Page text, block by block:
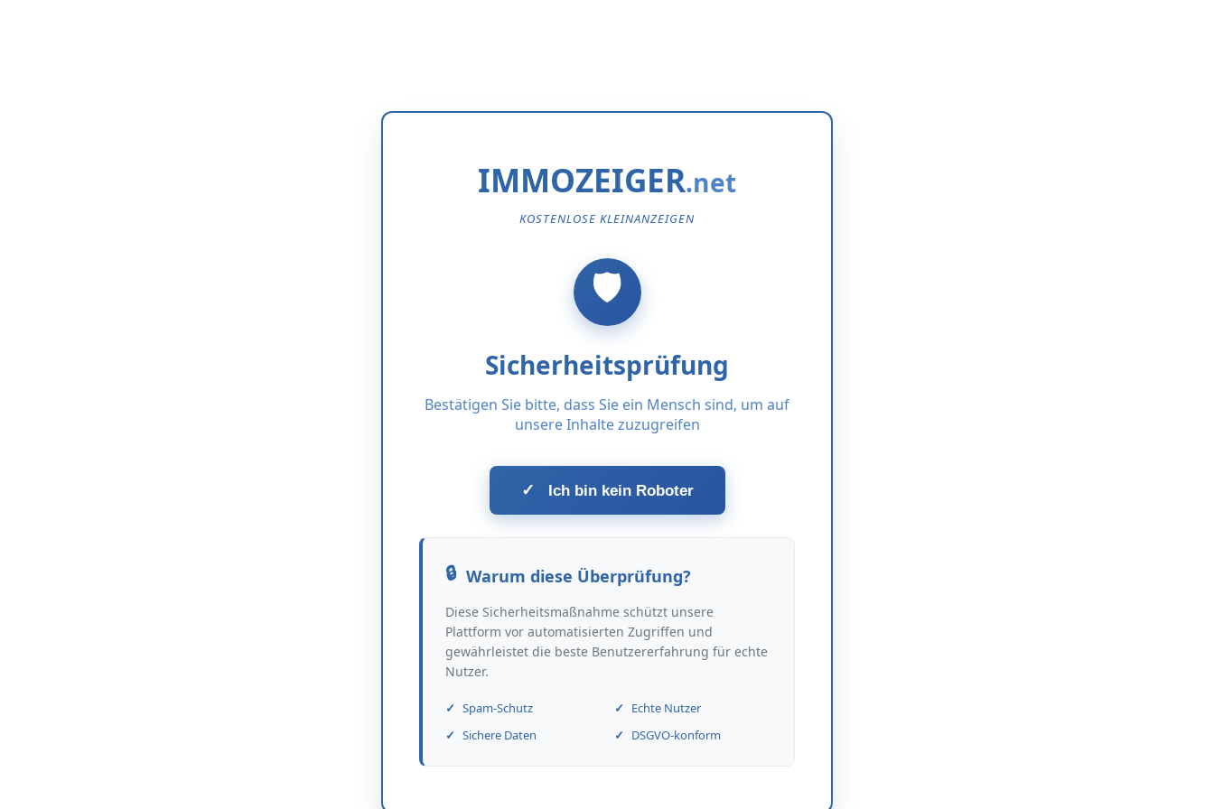
IMMOZEIGER
KOSTENLOSE KLEINANZEIGEN
Sicherheitsprüfung
Bestätigen Sie bitte, dass Sie ein Mensch sind, um auf
unsere Inhalte zuzugreifen
✓ Ich bin kein Roboter
Warum diese Überprüfung?
Diese Sicherheitsmaßnahme schützt unsere
Plattform vor automatisierten Zugriffen und
gewährleistet die beste Benutzererfahrung für echte
Nutzer.
Spam-Schutz
Echte Nutzer
Sichere Daten
DSGVO-konform